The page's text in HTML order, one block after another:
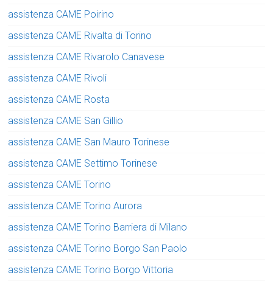
assistenza CAME Poirino
assistenza CAME Rivalta di Torino
assistenza CAME Rivarolo Canavese
assistenza CAME Rivoli
assistenza CAME Rosta
assistenza CAME San Gillio
assistenza CAME San Mauro Torinese
assistenza CAME Settimo Torinese
assistenza CAME Torino
assistenza CAME Torino Aurora
assistenza CAME Torino Barriera di Milano
assistenza CAME Torino Borgo San Paolo
assistenza CAME Torino Borgo Vittoria